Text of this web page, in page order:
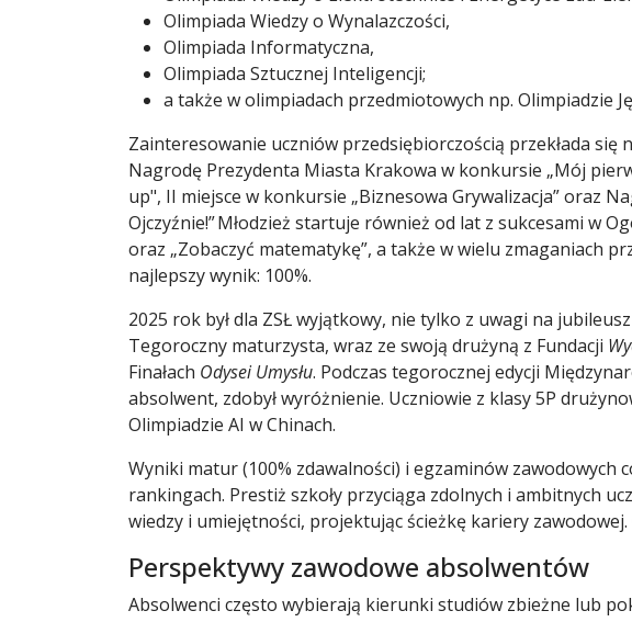
Olimpiada Wiedzy o Wynalazczości,
Olimpiada Informatyczna,
Olimpiada Sztucznej Inteligencji;
a także w olimpiadach przedmiotowych np. Olimpiadzie
Zainteresowanie uczniów przedsiębiorczością przekłada się
Nagrodę Prezydenta Miasta Krakowa w konkursie „Mój
up", II miejsce w konkursie „Biznesowa Grywalizacja” oraz
Ojczyźnie!” Młodzież startuje również od lat z sukcesami w
oraz „Zobaczyć matematykę”, a także w wielu zmaganiach
najlepszy wynik: 100%.
2025 rok był dla ZSŁ wyjątkowy, nie tylko z uwagi na
Tegoroczny maturzysta, wraz ze swoją drużyną z Fundacji
Finałach Odysei Umysłu. Podczas tegorocznej edycji
absolwent, zdobył wyróżnienie. Uczniowie z klasy 5P
Olimpiadzie AI w Chinach.
Wyniki matur (100% zdawalności) i egzaminów
rankingach. Prestiż szkoły przyciąga zdolnych i ambitnych
wiedzy i umiejętności, projektując ścieżkę kariery
Perspektywy zawodowe absolwentów
Absolwenci często wybierają kierunki studiów zbieżne lub